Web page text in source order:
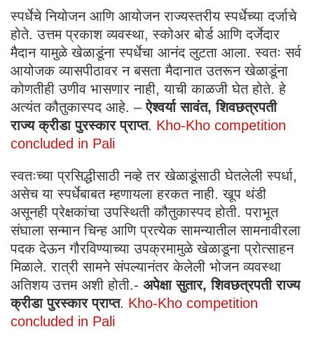
स्पर्धेचे नियोजन आणि आयोजन राज्यस्तरीय स्पर्धेच्या दर्जाचे
होते. उत्तम प्रकाश व्यवस्था, स्कोअर बोर्ड आणि दर्जेदार
मैदान यामुळे खेळाडूंना स्पर्धेचा आनंद लुटता आला. स्वतः सर्व
आयोजक व्यासपीठावर न बसता मैदानात उतरून खेळाडूंना
कोणतीही उणीव भासणार नाही, याची काळजी घेत होते. हे
अत्यंत कौतुकास्पद आहे. –ऐश्वर्या सावंत, शिवछत्रपती
राज्य क्रीडा पुरस्कार प्राप्त. Kho-Kho competition
concluded in Pali
स्वतःच्या प्रसिद्धीसाठी नव्हे तर खेळाडूंसाठी घेतलेली स्पर्धा,
असेच या स्पर्धेबाबत म्हणायला हरकत नाही. खूप थंडी
असूनही प्रेक्षकांचा उपस्थिती कौतुकास्पद होती. पराभूत
संघाला सन्मान चिन्ह आणि प्रत्येक सामन्यातील सामनावीरला
पदक देऊन गौरविण्याच्या उपक्रमामुळे खेळाडूना प्रोत्साहन
मिळाले. रात्री सामने संपल्यानंतर केलेली भोजन व्यवस्था
अतिशय उत्तम अशी होती.- अपेक्षा सुतार, शिवछत्रपती राज्य
क्रीडा पुरस्कार प्राप्त. Kho-Kho competition
concluded in Pali